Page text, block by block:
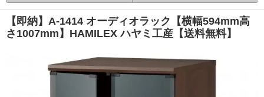
【即納】A-1414 オーディオラック【横幅594mm高
さ1007mm】HAMILEX ハヤミ工産【送料無料】